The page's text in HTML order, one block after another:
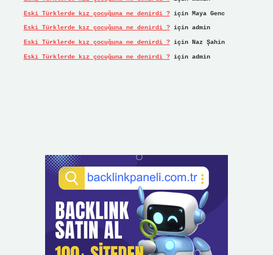
Eski Türklerde kız çocuğuna ne denirdi ?için Maya Genc
Eski Türklerde kız çocuğuna ne denirdi ?için admin
Eski Türklerde kız çocuğuna ne denirdi ?için Naz Şahin
Eski Türklerde kız çocuğuna ne denirdi ?için admin